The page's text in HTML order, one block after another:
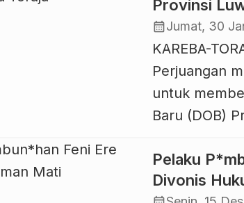
kehidupan
membantu
kebiasaan
bentuk
mendukung
kebiasaan
Provinsi
calendar_monthJumat, 30
KAREBA-
Perjuangan
untuk
Baru (DOB)
Toraja
diusulkan
Pelaku
Divonis